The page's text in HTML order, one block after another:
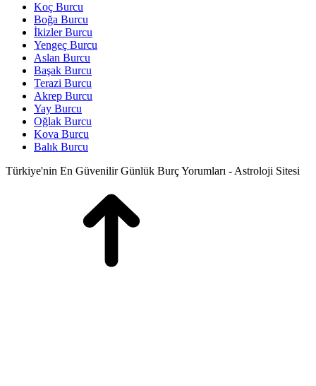
Koç Burcu
Boğa Burcu
İkizler Burcu
Yengeç Burcu
Aslan Burcu
Başak Burcu
Terazi Burcu
Akrep Burcu
Yay Burcu
Oğlak Burcu
Kova Burcu
Balık Burcu
Türkiye'nin En Güvenilir Günlük Burç Yorumları - Astroloji Sitesi